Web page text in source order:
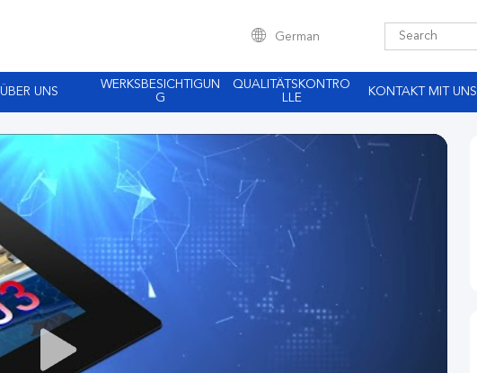
German
ÜBER UNS
WERKSBESICHTIGUN
G
QUALITÄTSKONTRO
LLE
KONTAKT MIT UNS